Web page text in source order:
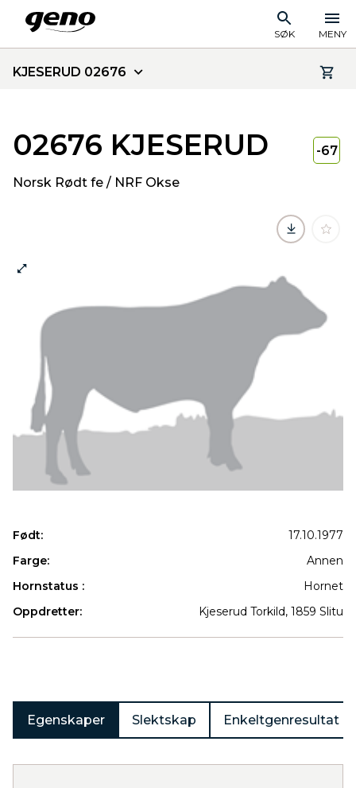
SØK MENY
KJESERUD 02676
02676 KJESERUD
Norsk Rødt fe / NRF Okse
-67
Født:
17.10.1977
Farge:
Annen
Hornstatus :
Hornet
Oppdretter:
Kjeserud Torkild, 1859 Slitu
Egenskaper Slektskap Enkeltgenresultat